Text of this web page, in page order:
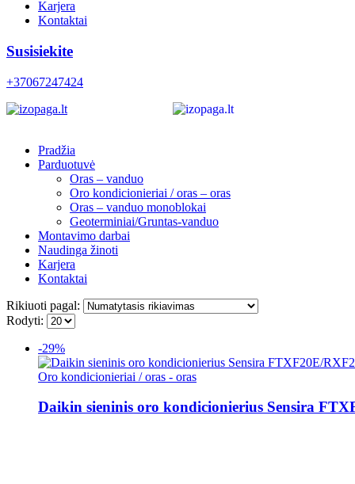
Karjera
Kontaktai
Susisiekite
+37067247424
Pradžia
Parduotuvė
Oras – vanduo
Oro kondicionieriai / oras – oras
Oras – vanduo monoblokai
Geoterminiai/Gruntas-vanduo
Montavimo darbai
Naudinga žinoti
Karjera
Kontaktai
Rikiuoti pagal:
Rodyti:
-29%
Oro kondicionieriai / oras - oras
Daikin sieninis oro kondicionierius Sensira